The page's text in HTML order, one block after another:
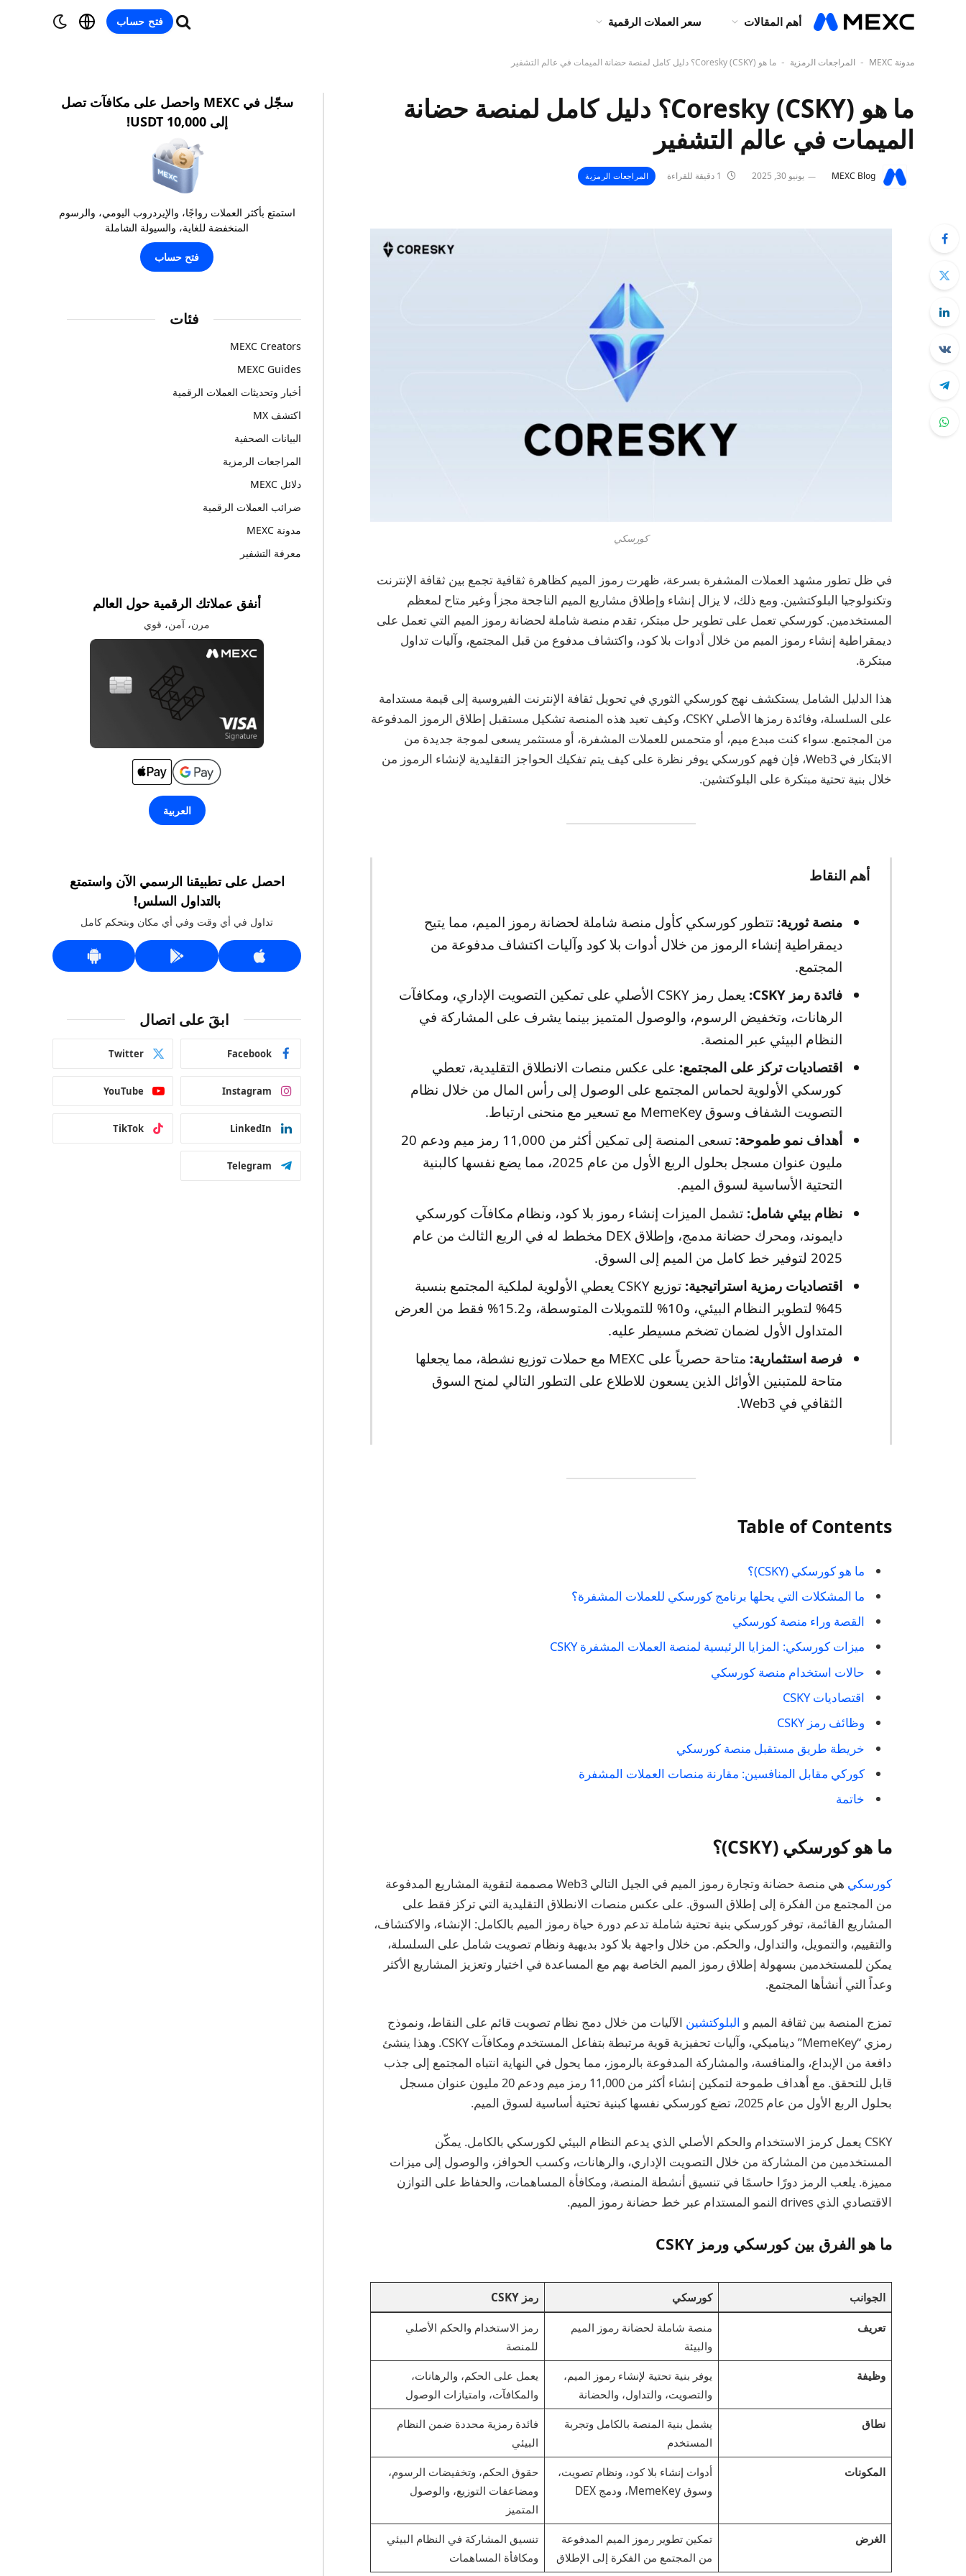
أهم المقالات سعر العملات الرقمية فتح حساب
مدونة MEXC - المراجعات الرمزية - ما هو Coresky (CSKY)؟ دليل كامل لمنصة حضانة الميمات في عالم التشفير
ما هو Coresky (CSKY)؟ دليل كامل لمنصة حضانة
الميمات في عالم التشفير
MEXC Blog يونيو 30, 2025 المراجعات الرمزية
كورسكي
في ظل تطور مشهد العملات المشفرة بسرعة، ظهرت رموز الميم كظاهرة ثقافية تجمع بين ثقافة الإنترنت
وتكنولوجيا البلوكتشين. ومع ذلك، لا يزال إنشاء وإطلاق مشاريع الميم الناجحة مجزأ وغير متاح لمعظم
المستخدمين. كورسكي تعمل على تطوير حل مبتكر، تقدم منصة شاملة لحضانة رموز الميم التي تعمل على
ديمقراطية إنشاء رموز الميم من خلال أدوات بلا كود، واكتشاف مدفوع من قبل المجتمع، وآليات تداول
مبتكرة.
هذا الدليل الشامل يستكشف نهج كورسكي الثوري في تحويل ثقافة الإنترنت الفيروسية إلى قيمة مستدامة
على السلسلة، وفائدة رمزها الأصلي CSKY، وكيف تعيد هذه المنصة تشكيل مستقبل إطلاق الرموز المدفوعة
من المجتمع. سواء كنت مبدع ميم، أو متحمس للعملات المشفرة، أو مستثمر يسعى لموجة جديدة من
الابتكار في Web3، فإن فهم كورسكي يوفر نظرة على كيف يتم تفكيك الحواجز التقليدية لإنشاء الرموز من
خلال بنية تحتية مبتكرة على البلوكتشين.
أهم النقاط
منصة ثورية: تتطور كورسكي كأول منصة شاملة لحضانة رموز الميم، مما يتيح
ديمقراطية إنشاء الرموز من خلال أدوات بلا كود وآليات اكتشاف مدفوعة من
المجتمع.
فائدة رمز CSKY:
يعمل رمز CSKY الأصلي على تمكين التصويت الإداري، ومكافآت
الرهانات، وتخفيض الرسوم، والوصول المتميز بينما يشرف على المشاركة في
النظام البيئي عبر المنصة.
اقتصاديات تركز على المجتمع: على عكس منصات الانطلاق التقليدية، تعطي
كورسكي الأولوية لحماس المجتمع على الوصول إلى رأس المال من خلال نظام
التصويت الشفاف وسوق MemeKey مع تسعير مع منحنى ارتباط.
أهداف نمو طموحة:
تسعى المنصة إلى تمكين أكثر من 11,000 رمز ميم ودعم 20
مليون عنوان مسجل بحلول الربع الأول من عام 2025، مما يضع نفسها كالبنية
التحتية الأساسية لسوق الميم.
نظام بيئي شامل: تشمل الميزات إنشاء رموز بلا كود، ونظام مكافآت كورسكي
دايموند، ومحرك حضانة مدمج، وإطلاق DEX مخطط له في الربع الثالث من عام
2025 لتوفير خط كامل من الميم إلى السوق.
اقتصاديات رمزية استراتيجية:
توزيع CSKY يعطي الأولوية لملكية المجتمع بنسبة
45% لتطوير النظام البيئي، و10% للتمويلات المتوسطة، و15.2% فقط من العرض
المتداول الأول لضمان تضخم مسيطر عليه.
فرصة استثمارية:
متاحة حصرياً على MEXC مع حملات توزيع نشطة، مما يجعلها
متاحة للمتبنين الأوائل الذين يسعون للاطلاع على التطور التالي لمنح السوق
الثقافي في Web3.
Table of Contents
ما هو كورسكي (CSKY)؟
ما المشكلات التي يحلها برنامج كورسكي للعملات المشفرة؟
القصة وراء منصة كورسكي
ميزات كورسكي: المزايا الرئيسية لمنصة العملات المشفرة CSKY
حالات استخدام منصة كورسكي
اقتصاديات CSKY
وظائف رمز CSKY
خريطة طريق مستقبل منصة كورسكي
كوركي مقابل المنافسين: مقارنة منصات العملات المشفرة
خاتمة
ما هو كورسكي (CSKY)؟
كورسكي
هي منصة حضانة وتجارة رموز الميم في الجيل التالي Web3 مصممة لتقوية المشاريع المدفوعة
من المجتمع من الفكرة إلى إطلاق السوق. على عكس منصات الانطلاق التقليدية التي تركز فقط على
المشاريع القائمة، توفر كورسكي بنية تحتية شاملة تدعم دورة حياة رموز الميم بالكامل: الإنشاء، والاكتشاف،
والتقييم، والتمويل، والتداول، والحكم. من خلال واجهة بلا كود بديهية ونظام تصويت شامل على السلسلة،
يمكن للمستخدمين بسهولة إطلاق رموز الميم الخاصة بهم مع المساعدة في اختيار وتعزيز المشاريع الأكثر
وعداً التي أنشأها المجتمع.
تمزج المنصة بين ثقافة الميم و البلوكتشين الآليات من خلال دمج نظام تصويت قائم على النقاط، ونموذج
رمزي “MemeKey” ديناميكي، وآليات تحفيزية قوية مرتبطة بتفاعل المستخدم ومكافآت CSKY. وهذا ينشئ
دافعة من الإبداع، والمنافسة، والمشاركة المدفوعة بالرموز، مما يحول في النهاية انتباه المجتمع إلى جذب
قابل للتحقق. مع أهداف طموحة لتمكين إنشاء أكثر من 11,000 رمز ميم ودعم 20 مليون عنوان مسجل
بحلول الربع الأول من عام 2025، تضع كورسكي نفسها كبنية تحتية أساسية لسوق الميم.
CSKY يعمل كرمز الاستخدام والحكم الأصلي الذي يدعم النظام البيئي لكورسكي بالكامل. يمكّن
المستخدمين من المشاركة من خلال التصويت الإداري، والرهانات، وكسب الحوافز، والوصول إلى ميزات
مميزة. يلعب الرمز دورًا حاسمًا في تنسيق أنشطة المنصة، ومكافأة المساهمات، والحفاظ على التوازن
الاقتصادي الذي drives النمو المستدام عبر خط حضانة رموز الميم.
ما هو الفرق بين كورسكي ورمز CSKY
الجوانب كورسكي
رمز CSKY
تعريف
منصة شاملة لحضانة رموز الميم
والبيئة
رمز الاستخدام والحكم الأصلي
للمنصة
وظيفة
يوفر بنية تحتية لإنشاء رموز الميم،
والتصويت، والتداول، والحضانة
يعمل على الحكم، والرهانات،
والمكافآت، وامتيازات الوصول
نطاق
يشمل بنية المنصة بالكامل وتجربة
المستخدم
فائدة رمزية محددة ضمن النظام
البيئي
المكونات
أدوات إنشاء بلا كود، ونظام تصويت،
وسوق MemeKey، ودمج DEX
حقوق الحكم، وتخفيضات الرسوم،
ومضاعفات التوزيع، والوصول
المتميز
الغرض
تمكين تطوير رموز الميم المدفوعة
من المجتمع من الفكرة إلى الإطلاق
تنسيق المشاركة في النظام البيئي
ومكافأة المساهمات
سجّل في MEXC واحصل على مكافآت تصل
إلى 10,000 USDT!
استمتع بأكثر العملات رواجًا، والإيردروب اليومي، والرسوم
المنخفضة للغاية، والسيولة الشاملة
فتح حساب
فئات
MEXC Creators
MEXC Guides
أخبار وتحديثات العملات الرقمية
اكتشف MX
البيانات الصحفية
المراجعات الرمزية
دلائل MEXC
ضرائب العملات الرقمية
مدونة MEXC
معرفة التشفير
أنفق عملاتك الرقمية حول العالم
مرن، آمن، قوي
العربية
احصل على تطبيقنا الرسمي الآن واستمتع
بالتداول السلس!
تداول في أي وقت وفي أي مكان وبتحكم كامل
ابقَ على اتصال
Facebook
Twitter
Instagram
YouTube
LinkedIn
TikTok
Telegram